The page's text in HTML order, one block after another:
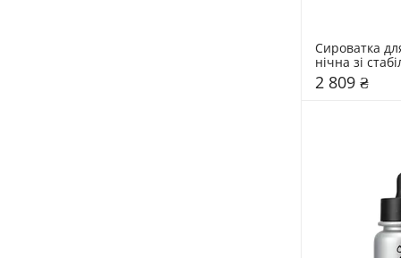
Сироватка
нічна зі
ретиналем
мл
2 809 ₴